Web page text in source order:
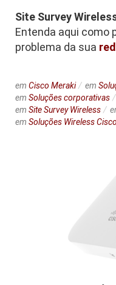
Site Survey
Entenda aqui como
problema da sua
em Cisco Meraki em
em Soluções corporativas
em Site Survey Wireless
em Soluções Wireless Cisco